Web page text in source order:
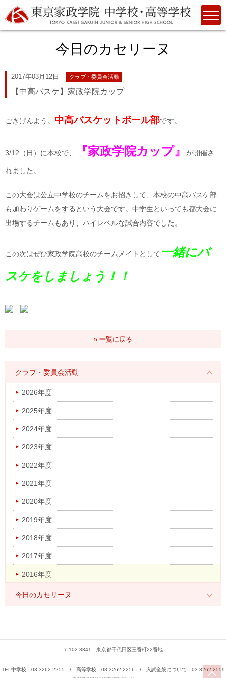
今日のカセリーヌ
2017年03月12日 クラブ・委員会活動
【中高バスケ】家政学院カップ
ごきげんよう。 中高バスケットボール部です。
3/12（日）に本校で、 『家政学院カップ』 が開催さ
れました。
この大会は公立中学校のチームをお招きして、本校の中高バスケ部
も加わりゲームをするという大会です。中学生といっても都大会に
出場するチームもあり、ハイレベルな試合内容でした。
この次はぜひ家政学院高校のチームメイトとして 一緒にバ
スケをしましょう！！
» 一覧に戻る
クラブ・委員会活動
2026年度
2025年度
2024年度
2023年度
2022年度
2021年度
2020年度
2019年度
2018年度
2017年度
2016年度
今日のカセリーヌ
2023年度
〒102-8341 東京都千代田区三番町22番地
TEL中学校：03-3262-2255 / 高等学校：03-3262-2256 / 入試全般について：03-3262-2559